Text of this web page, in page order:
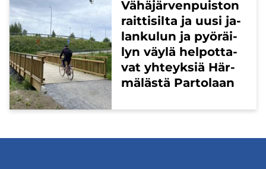
Vä­hä­jär­ven­puis­ton
rait­ti­sil­ta ja uusi ja­
lan­ku­lun ja pyö­räi­
lyn väylä hel­pot­ta­
vat yh­teyk­siä Här­
mä­läs­tä Par­to­laan